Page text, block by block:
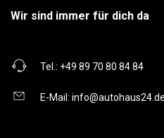
Wir sind immer für dich da
Tel.: +49 89 70 80 84 84
E-Mail: info@autohaus24.de